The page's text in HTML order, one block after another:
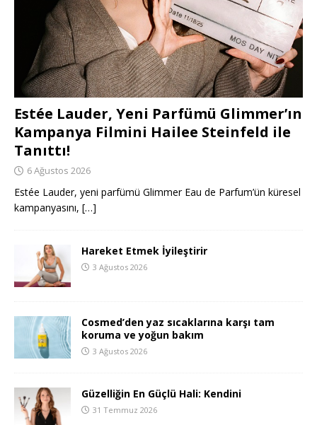
Estée Lauder, Yeni Parfümü Glimmer’ın
Kampanya Filmini Hailee Steinfeld ile
Tanıttı!
6 Ağustos 2026
Estée Lauder, yeni parfümü Glimmer Eau de Parfum’ün küresel
kampanyasını, […]
Hareket Etmek İyileştirir
3 Ağustos 2026
Cosmed’den yaz sıcaklarına karşı tam
koruma ve yoğun bakım
3 Ağustos 2026
Güzelliğin En Güçlü Hali: Kendini
31 Temmuz 2026